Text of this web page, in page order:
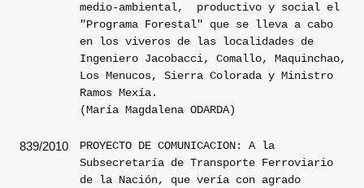
medio-ambiental,
productivo y social el
"Programa Forestal" que se lleva a cabo
en los viveros de las localidades de
Ingeniero Jacobacci, Comallo, Maquinchao,
Los Menucos, Sierra Colorada y Ministro
Ramos Mexía.
(María Magdalena ODARDA)
839/2010
PROYECTO DE COMUNICACION: A la
Subsecretaría de Transporte Ferroviario
de la Nación, que vería con agrado